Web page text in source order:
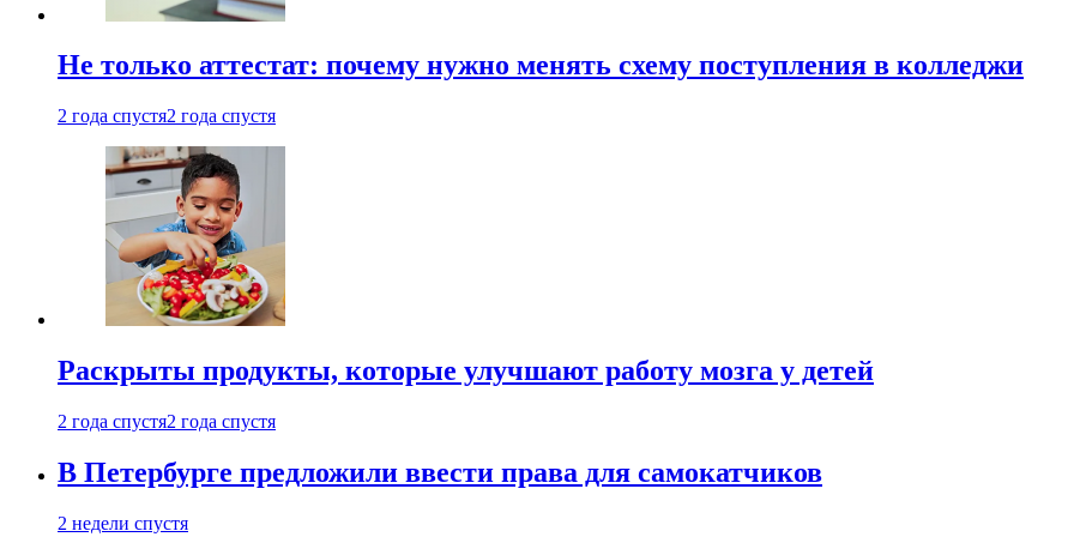
Не только аттестат: почему нужно менять схему поступления в колледжи
2 года спустя2 года спустя
Раскрыты продукты, которые улучшают работу мозга у детей
2 года спустя2 года спустя
В Петербурге предложили ввести права для самокатчиков
2 недели спустя